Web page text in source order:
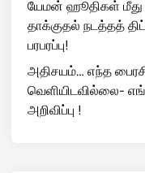
யேமன் ஹூதிகள் மீது
தாக்குதல் நடத்தத்
பரபரப்பு!
அதிசயம்… எந்த
வெளியிடவில்லை-
அறிவிப்பு !